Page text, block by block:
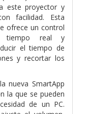
este proyector y
facilidad. Esta
ofrece un control
tiempo real y
el tiempo de
y recortar los
nueva SmartApp
la que se pueden
de un PC.